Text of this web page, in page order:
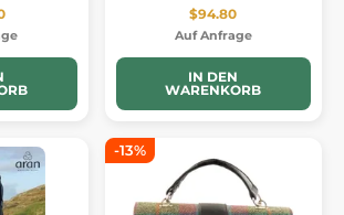
$94.80
Auf Anfrage
IN DEN
WARENKORB
-13%